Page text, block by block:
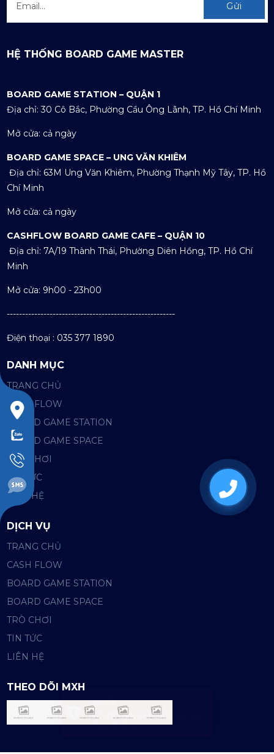
SAT 04, 2026
Gửi
HỆ THỐNG BOARD GAME MASTER
BOARD GAME STATION – QUẬN 1
Địa chỉ: 30 Cô Bắc, Phường Cầu Ông Lãnh, TP. Hồ Chí Minh
Mở cửa: cả ngày
BOARD GAME SPACE – UNG VĂN KHIÊM
Địa chỉ: 63M Ung Văn Khiêm, Phường Thạnh Mỹ Tây, TP. Hồ
Chí Minh
Mở cửa: cả ngày
CASHFLOW BOARD GAME CAFE – QUẬN 10
Địa chỉ: 7A/19 Thành Thái, Phường Diên Hồng, TP. Hồ Chí
Minh
Mở cửa: 9h00 - 23h00
-------------------------------------------------------
Điện thoại : 035 377 1890
DANH MỤC
TRANG CHỦ
CASH FLOW
BOARD GAME STATION
BOARD GAME SPACE
TRÒ CHƠI
TIN TỨC
LIÊN HỆ
DỊCH VỤ
TRANG CHỦ
CASH FLOW
BOARD GAME STATION
BOARD GAME SPACE
TRÒ CHƠI
TIN TỨC
LIÊN HỆ
THEO DÕI MXH